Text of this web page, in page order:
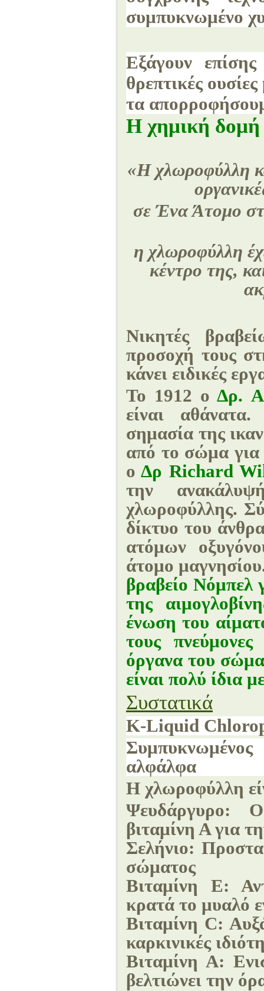
συμπυκνωμένο
Εξάγουν
θρεπτικές
τα
Η χημική
«Η χλωροφύλλη
σε Ένα Άτομο
η χλωροφύλλη
κέντρο της,
Nικητές
προσοχή τους
κάνει ειδικές
Το 1912 οΔρ.
είναι
σημασία της
από το σώμα για
οΔρ Richard
την
χλωροφύλλης.
δίκτυο του
ατόμων
άτομο
βραβείο Νόμπελ
της
ένωση του
τους
όργανα του
είναι πολύ ίδια
Συστατικά
K-Liquid
αλφάλφα
Η χλωροφύλλη
Ψευδάργυρο: Ο
βιταμίνη Α για
Σελήνιο:
σώματος
Βιταμίνη Ε:
κρατά το μυαλό
Βιταμίνη C:
καρκινικές
Βιταμίνη Α:
βελτιώνει την